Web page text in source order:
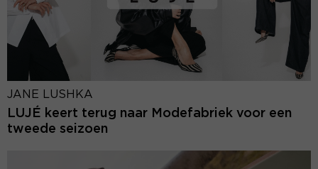
JANE LUSHKA
LUJÉ keert terug naar Modefabriek voor een
tweede seizoen